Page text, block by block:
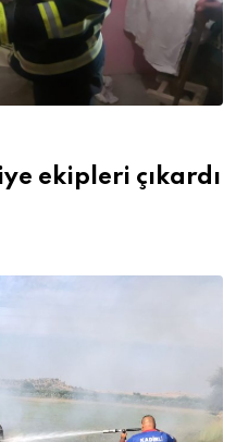
ekipleri çıkardı